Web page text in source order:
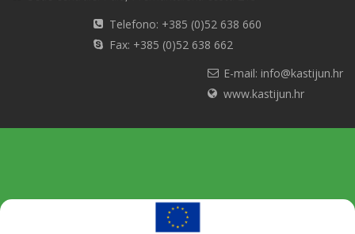
Telefono: +385 (0)52 638 660
Fax: +385 (0)52 638 662
E-mail: info@kastijun.hr
www.kastijun.hr